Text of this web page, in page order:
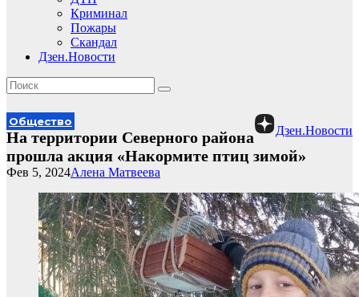
Криминал
Пожары
Скандал
Дзен.Новости
Дзен.Новости
Общество
На территории Северного района
прошла акция «Накормите птиц зимой»
Алена Матвеева
Фев 5, 2024